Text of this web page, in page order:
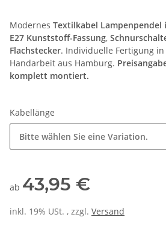
Modernes Textilkabel Lampenpendel
E27 Kunststoff-Fassung,
Flachstecker. Individuelle Fertigung in
Handarbeit aus Hamburg.
komplett montiert.
Kabellänge
Bitte wählen Sie eine Variation.
ab 43,95 €
inkl. 19% USt. , zzgl. Versand